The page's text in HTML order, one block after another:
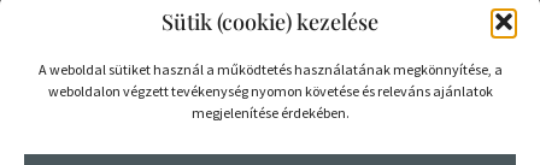
Sütik (cookie) kezelése
A weboldal sütiket használ a működtetés használatának megkönnyítése, a
weboldalon végzett tevékenység nyomon követése és releváns ajánlatok
megjelenítése érdekében.
PARTNEREK